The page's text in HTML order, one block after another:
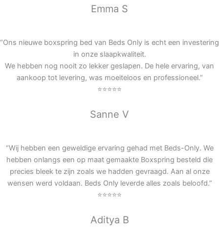
“Ons nieuwe boxspring bed van Beds Only is echt een investering
in onze slaapkwaliteit.
We hebben nog nooit zo lekker geslapen. De hele ervaring, van
aankoop tot levering, was moeiteloos en professioneel.”
“Wij hebben een geweldige ervaring gehad met Beds-Only. We
hebben onlangs een op maat gemaakte Boxspring besteld die
precies bleek te zijn zoals we hadden gevraagd. Aan al onze
wensen werd voldaan. Beds Only leverde alles zoals beloofd.”